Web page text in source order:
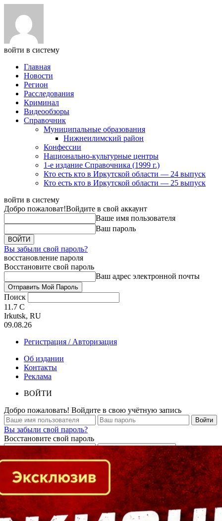
войти в систему
Главная
Новости
Регион
Расследования
Криминал
Видеообзоры
Справочник
Муниципальные образования
Нижнеилимский район
Конфессии
Национально-культурные центры
1-е издание Справочника (1999 г.)
Кто есть кто в Иркутской области — 24 выпуск
Кто есть кто в Иркутской области — 25 выпуск
войти в систему
Добро пожаловат!Войдите в свой аккаунт
Ваше имя пользователя
Ваш пароль
Вы забыли свой пароль?
восстановление пароля
Восстановите свой пароль
Ваш адрес электронной почты
Поиск
11.7 C
Irkutsk, RU
09.08.26
Регистрация / Авторизация
Об издании
Контакты
Реклама
ВОЙТИ
Добро пожаловать! Войдите в свою учётную запись
Вы забыли свой пароль?
Восстановите свой пароль
Кто есть кто в Байкальском регионе